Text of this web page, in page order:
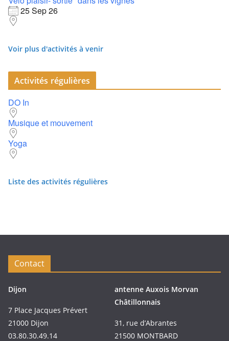
25 Sep 26
Voir plus d'activités à venir
Activités régulières
DO In
Musique et mouvement
Yoga
Liste des activités régulières
Contact
Dijon
7 Place Jacques Prévert
21000 Dijon
03.80.30.49.14
antenne Auxois Morvan
Châtillonnais
31, rue d’Abrantes
21500 MONTBARD